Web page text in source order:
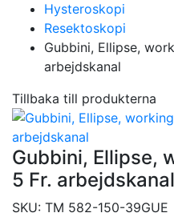
Hysteroskopi
Resektoskopi
Gubbini, Ellipse,
arbejdskanal
Tillbaka till produkterna
Gubbini, Ellipse,
5 Fr. arbejdskanal
SKU: TM 582-150-39GUE